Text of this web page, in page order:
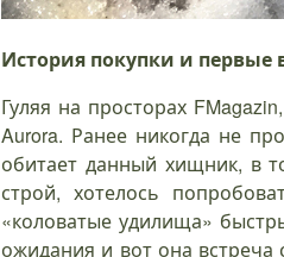
История покупки и первые
Гуляя на просторах
Aurora. Ранее никогда не
обитает данный хищник, в
строй, хотелось
«коловатые удилища»
ожидания и вот она